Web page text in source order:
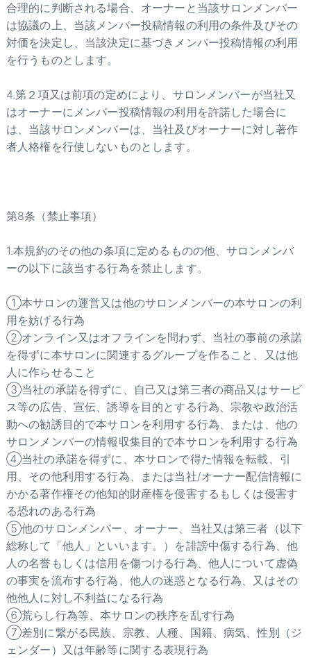
合理的に判断される場合、オーナーと当該サロンメンバー
は協議の上、当該メンバー投稿情報の利用の条件及びその
対価を決定し、当該決定に基づきメンバー投稿情報の利用
を行うものとします。
4.第２項又は前項の定めにより、サロンメンバーが当社又
はオーナーにメンバー投稿情報の利用を許諾した場合に
は、当該サロンメンバーは、当社及びオーナーに対し著作
者人格権を行使しないものとします。
第8条（禁止事項）
1.本規約のその他の条項に定めるものの他、サロンメンバ
ーの以下に該当する行為を禁止します。
①本サロンの運営又は他のサロンメンバーの本サロンの利
用を妨げる行為
②オンライン又はオフラインを問わず、当社の事前の承諾
を得ずに本サロンに関連するグループを作ること、又は他
人に作らせること
③当社の承諾を得ずに、自己又は第三者の商品又はサービ
ス等の広告、宣伝、誘導を目的とする行為、宗教や政治活
動への勧誘目的で本サロンを利用する行為、または、他の
サロンメンバーの情報収集目的で本サロンを利用する行為
④当社の承諾を得ずに、本サロンで得た情報を転載、引
用、その他利用する行為、または当社/オーナー配信情報に
かかる著作権その他知的財産権を侵害するもしくは侵害す
る恐れのある行為
⑤他のサロンメンバー、オーナー、当社又は第三者（以下
総称して「他人」といいます。）を誹謗中傷する行為、他
人の名誉もしくは信用を傷つける行為、他人について虚偽
の事実を流布する行為、他人の迷惑となる行為、又はその
他他人に対し不利益になる行為
⑥荒らし行為等、本サロンの秩序を乱す行為
⑦差別に繋がる民族、宗教、人種、国籍、病気、性別（ジ
ェンダー）又は年齢等に関する表現行為